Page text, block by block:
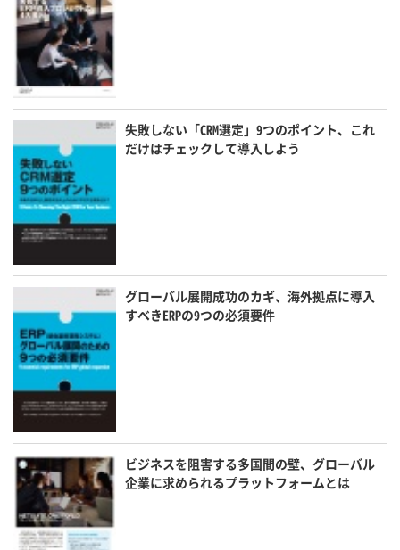
失敗しない「CRM選定」9つのポイント、これ
だけはチェックして導入しよう
グローバル展開成功のカギ、海外拠点に導入
すべきERPの9つの必須要件
ビジネスを阻害する多国間の壁、グローバル
企業に求められるプラットフォームとは